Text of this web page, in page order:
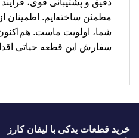
دقیق و پشتیبانی قوی،
مطمئن ساخته‌ایم. اطمینان
شما، اولویت ماست.
سفارش این قطعه حیاتی
خرید قطعات یدکی با لیفان کارز